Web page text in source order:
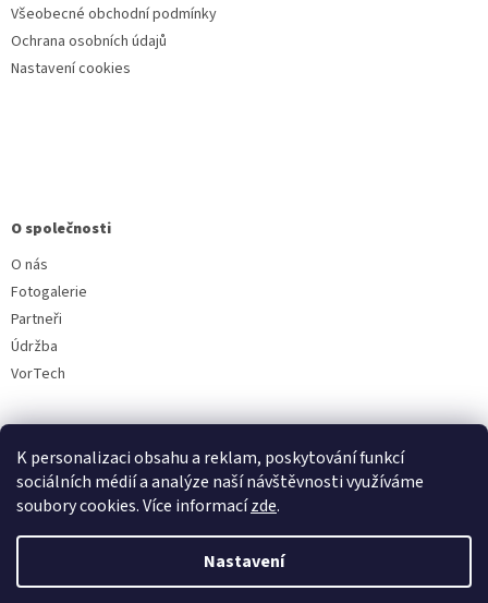
K personalizaci obsahu a reklam, poskytování funkcí
sociálních médií a analýze naší návštěvnosti využíváme
soubory cookies. Více informacízde.
Nastavení
Všeobecné obchodní podmínky
Ochrana osobních údajů
Nastavení cookies
O společnosti
O nás
Fotogalerie
Partneři
Údržba
VorTech